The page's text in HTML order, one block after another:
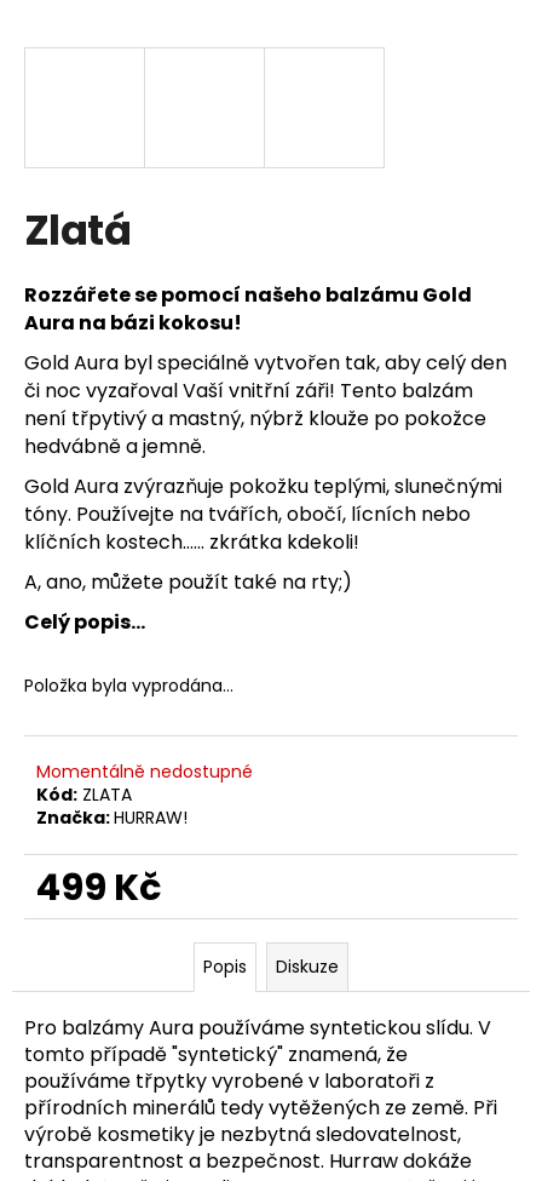
Zlatá
Rozzářete se pomocí našeho balzámu Gold
Aura na bázi kokosu!
Gold Aura byl speciálně vytvořen tak, aby celý den
či noc vyzařoval Vaší vnitřní záři! Tento balzám
není třpytivý a mastný, nýbrž klouže po pokožce
hedvábně a jemně.
Gold Aura zvýrazňuje pokožku teplými, slunečnými
tóny. Používejte na tvářích, obočí, lícních nebo
klíčních kostech...... zkrátka kdekoli!
A, ano, můžete použít také na rty;)
Celý popis...
Položka byla vyprodána…
Momentálně nedostupné
Kód: ZLATA
Značka:HURRAW!
499 Kč
Měrná
Popis
Diskuze
Pro balzámy Aura používáme syntetickou slídu. V
tomto případě "syntetický" znamená, že
používáme třpytky vyrobené v laboratoři z
přírodních minerálů tedy vytěžených ze země. Při
výrobě kosmetiky je nezbytná sledovatelnost,
transparentnost a bezpečnost. Hurraw dokáže
j
?
HLEDAT
D
o
p
r
u
č
u
j
e
e